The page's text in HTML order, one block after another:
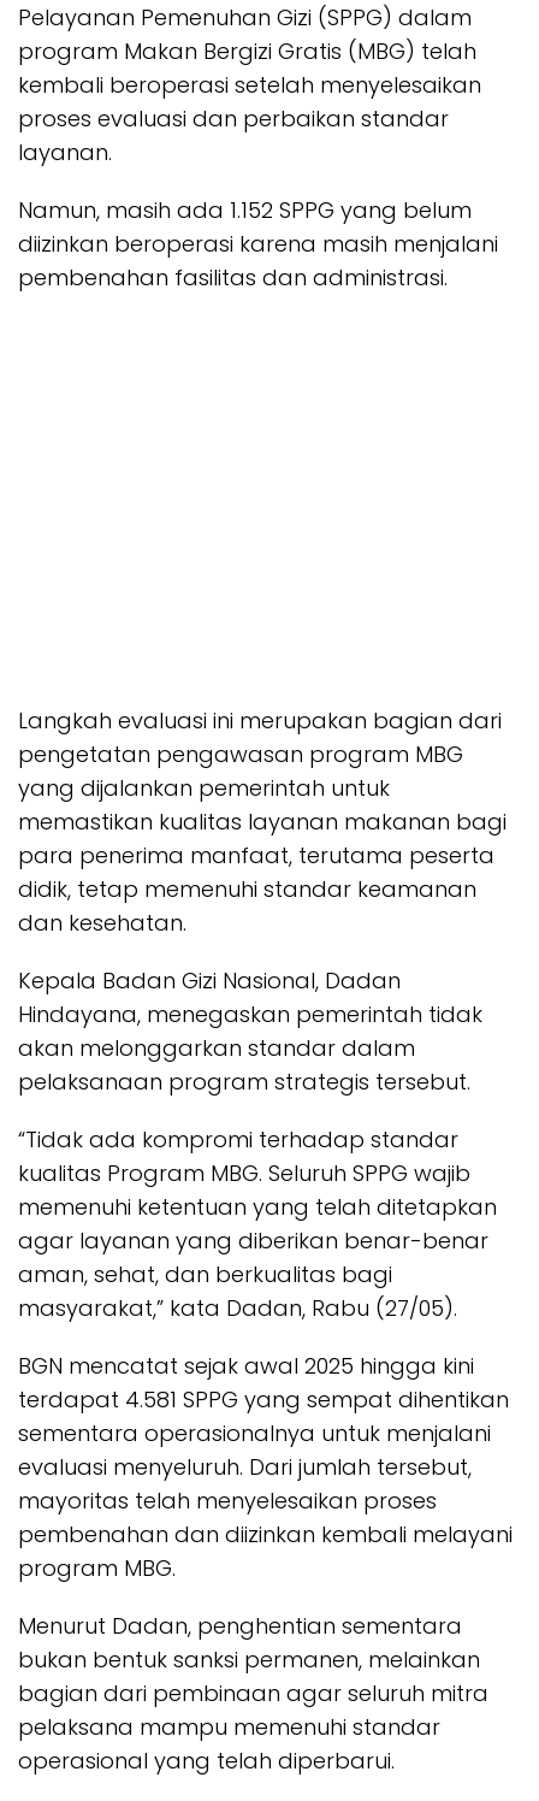
Pelayanan Pemenuhan Gizi (SPPG) dalam
program Makan Bergizi Gratis (MBG) telah
kembali beroperasi setelah menyelesaikan
proses evaluasi dan perbaikan standar
layanan.
Namun, masih ada 1.152 SPPG yang belum
diizinkan beroperasi karena masih menjalani
pembenahan fasilitas dan administrasi.
Langkah evaluasi ini merupakan bagian dari
pengetatan pengawasan program MBG
yang dijalankan pemerintah untuk
memastikan kualitas layanan makanan bagi
para penerima manfaat, terutama peserta
didik, tetap memenuhi standar keamanan
dan kesehatan.
Kepala Badan Gizi Nasional, Dadan
Hindayana, menegaskan pemerintah tidak
akan melonggarkan standar dalam
pelaksanaan program strategis tersebut.
“Tidak ada kompromi terhadap standar
kualitas Program MBG. Seluruh SPPG wajib
memenuhi ketentuan yang telah ditetapkan
agar layanan yang diberikan benar-benar
aman, sehat, dan berkualitas bagi
masyarakat,” kata Dadan, Rabu (27/05).
BGN mencatat sejak awal 2025 hingga kini
terdapat 4.581 SPPG yang sempat dihentikan
sementara operasionalnya untuk menjalani
evaluasi menyeluruh. Dari jumlah tersebut,
mayoritas telah menyelesaikan proses
pembenahan dan diizinkan kembali melayani
program MBG.
Menurut Dadan, penghentian sementara
bukan bentuk sanksi permanen, melainkan
bagian dari pembinaan agar seluruh mitra
pelaksana mampu memenuhi standar
operasional yang telah diperbarui.